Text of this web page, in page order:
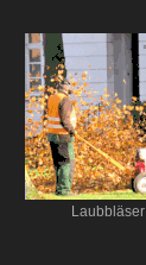
Laubbläser